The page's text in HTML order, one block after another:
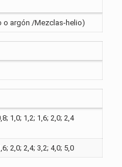
o argón /Mezclas-helio)
1,0; 1,2; 1,6; 2,0; 2,4
2,0; 2,4; 3,2; 4,0; 5,0